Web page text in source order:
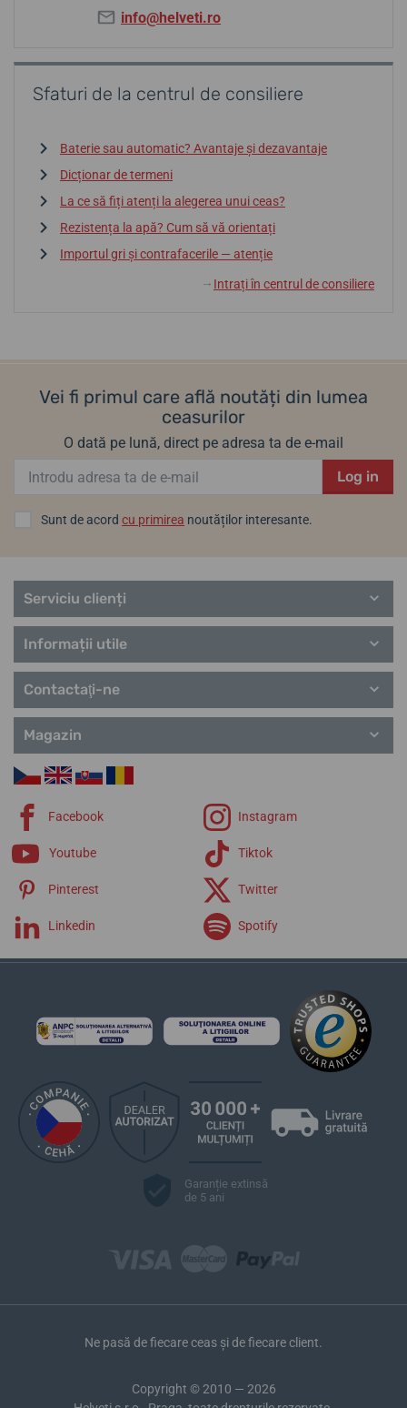
info@helveti.ro
Sfaturi de la centrul de consiliere
Baterie sau automatic? Avantaje și dezavantaje
Dicționar de termeni
La ce să fiți atenți la alegerea unui ceas?
Rezistența la apă? Cum să vă orientați
Importul gri și contrafacerile — atenție
↓ Intrați în centrul de consiliere
Vei fi primul care află noutăți din lumea
ceasurilor
O dată pe lună, direct pe adresa ta de e-mail
Log in
Sunt de acord cu primirea noutăților interesante.
Serviciu clienți
Informații utile
Contactaţi-ne
Magazin
Facebook Instagram
Youtube Tiktok
Pinterest Twitter
Linkedin Spotify
Garanție extinsă
de 5 ani
Ne pasă de fiecare ceas și de fiecare client.
Copyright © 2010 — 2026